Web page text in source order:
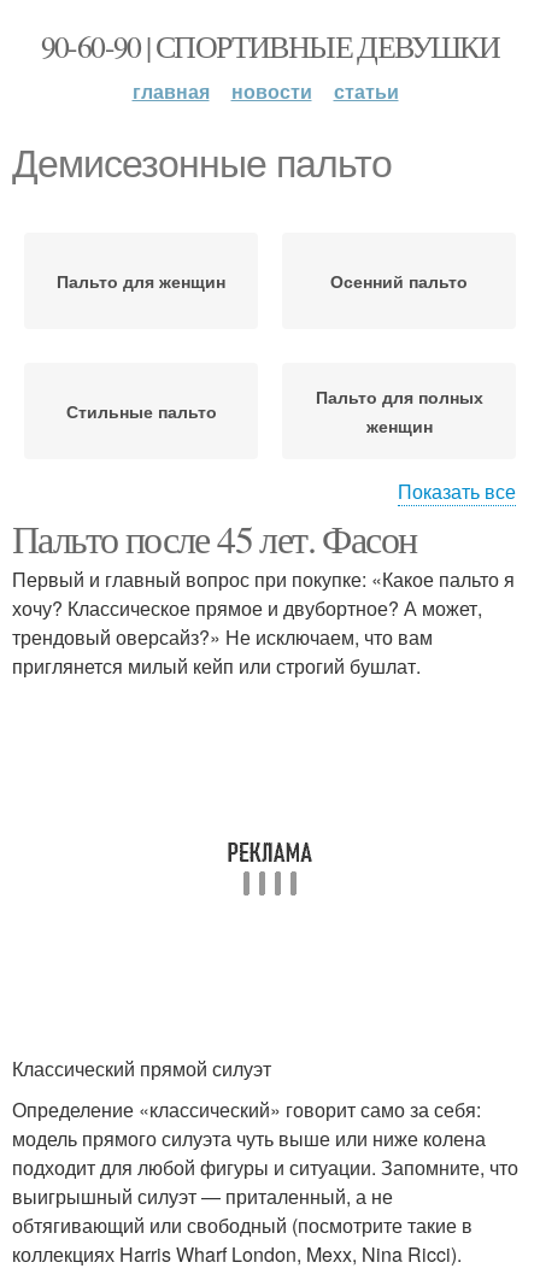
90-60-90 | СПОРТИВНЫЕ ДЕВУШКИ
главная новости статьи
Демисезонные пальто
Пальто для женщин Осенний пальто
Стильные пальто
Пальто для полных
женщин
женщин
Модное пальто
Пальто для зрелых дам
Показать все
Пальто после 45 лет. Фасон
Первый и главный вопрос при покупке: «Какое пальто я
хочу? Классическое прямое и двубортное? А может,
трендовый оверсайз?» Не исключаем, что вам
приглянется милый кейп или строгий бушлат.
Классический прямой силуэт
Определение «классический» говорит само за себя:
модель прямого силуэта чуть выше или ниже колена
подходит для любой фигуры и ситуации. Запомните, что
выигрышный силуэт — приталенный, а не
обтягивающий или свободный (посмотрите такие в
коллекциях Harris Wharf London, Mexx, Nina Ricci).